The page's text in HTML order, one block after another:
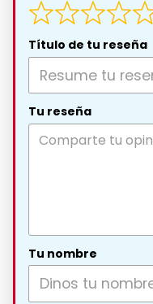
Título de tu reseña
Tu reseña
Tu nombre